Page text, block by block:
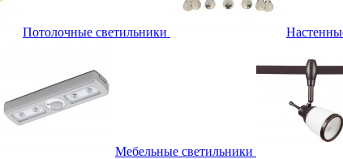
Потолочные светильники
Мебельные светильники